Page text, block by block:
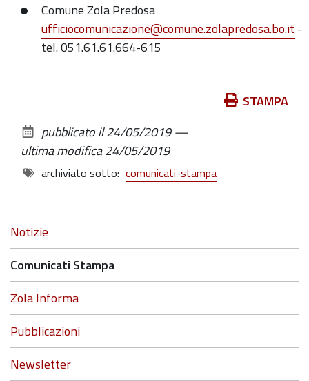
Comune Zola Predosa
ufficiocomunicazione@comune.zolapredosa.bo.it -
tel. 051.61.61.664-615
documento
STAMPA
pubblicato il24/05/2019—
ultima modifica24/05/2019
archiviato sotto: comunicati-stampa
Navigazione
Notizie
Comunicati Stampa
Zola Informa
Pubblicazioni
Newsletter